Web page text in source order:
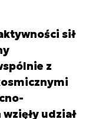
sił
z
udział